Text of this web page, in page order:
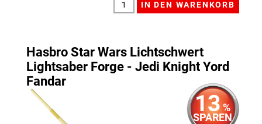
Hasbro Star Wars Lichtschwert
Lightsaber Forge - Jedi Knight Yord
Fandar
13 %
SPAREN